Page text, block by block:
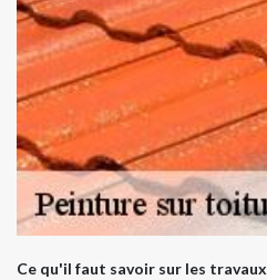
Ce qu'il faut savoir sur les